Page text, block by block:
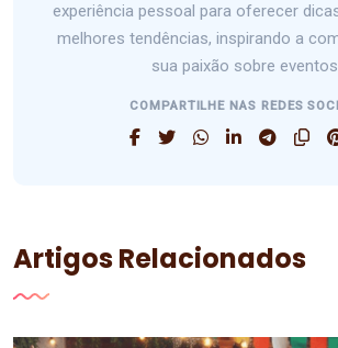
experiência pessoal para oferecer
melhores tendências, inspirando a
sua paixão sobre
COMPARTILHE NAS REDES
Artigos Relacionados